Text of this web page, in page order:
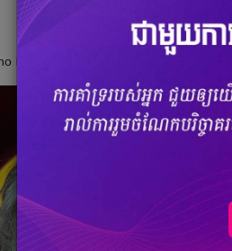
ឈឺ​ចាប់​នឹង​ការ​បញ្ចប់​ការងារ​លោក​ដោយ​ក្លឹ